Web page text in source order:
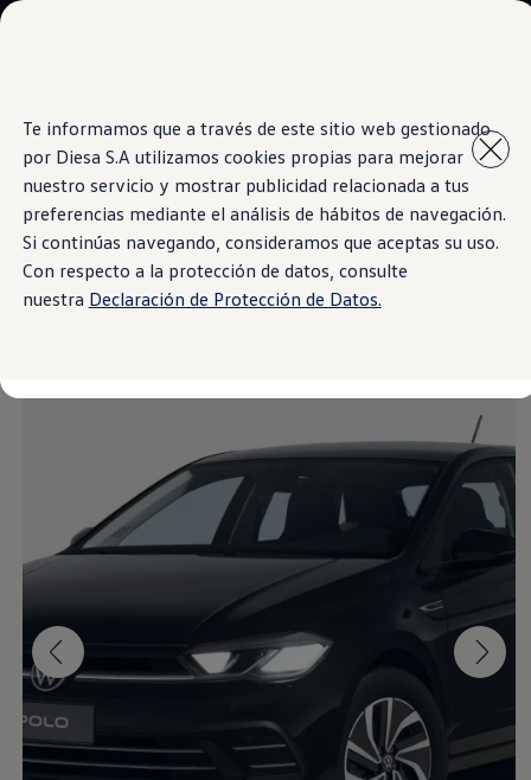
Te informamos que a través de este sitio web gestionado
por Diesa S.A utilizamos cookies propias para mejorar
nuestro servicio y mostrar publicidad relacionada a tus
preferencias mediante el análisis de hábitos de navegación.
Si continúas navegando, consideramos que aceptas su uso.
Con respecto a la protección de datos, consulte
nuestra Declaración de Protección de Datos.
contenido
principal
a pie
de
página
Contáctenos
Marca y Experiencia
Volkswagen Paraguay
Espacio Exclusivo para Prensa
Latin NCAP
Tengo un Volkswagen
Manuales Volkswagen
Postventas
Agendamiento Online
NuevoPolo
Hecho para lo nuevo
Cotizar
Information
Solidas